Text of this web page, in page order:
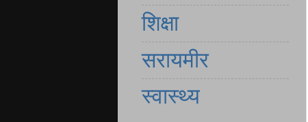
शिक्षा
सरायमीर
स्वास्थ्य